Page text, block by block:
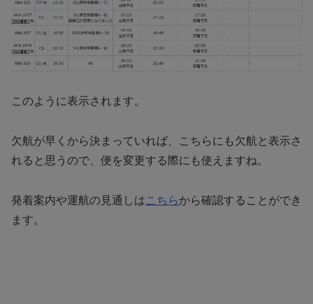
このように表示されます。
欠航が早くから決まっていれば、こちらにも欠航と表示さ
れると思うので、便を変更する際にも使えますね。
発着案内や運航の見通しはこちらから確認することができ
ます。